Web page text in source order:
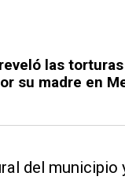
las
su madre en
del municipio